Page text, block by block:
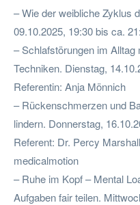
– Wie der weibliche Zyklus
09.10.2025, 19:30 bis ca.
– Schlafstörungen im
Techniken. Dienstag,
Referentin: Anja Mönnich
– Rückenschmerzen und
lindern. Donnerstag,
Referent: Dr. Percy
medicalmotion
– Ruhe im Kopf – Mental
Aufgaben fair teilen.